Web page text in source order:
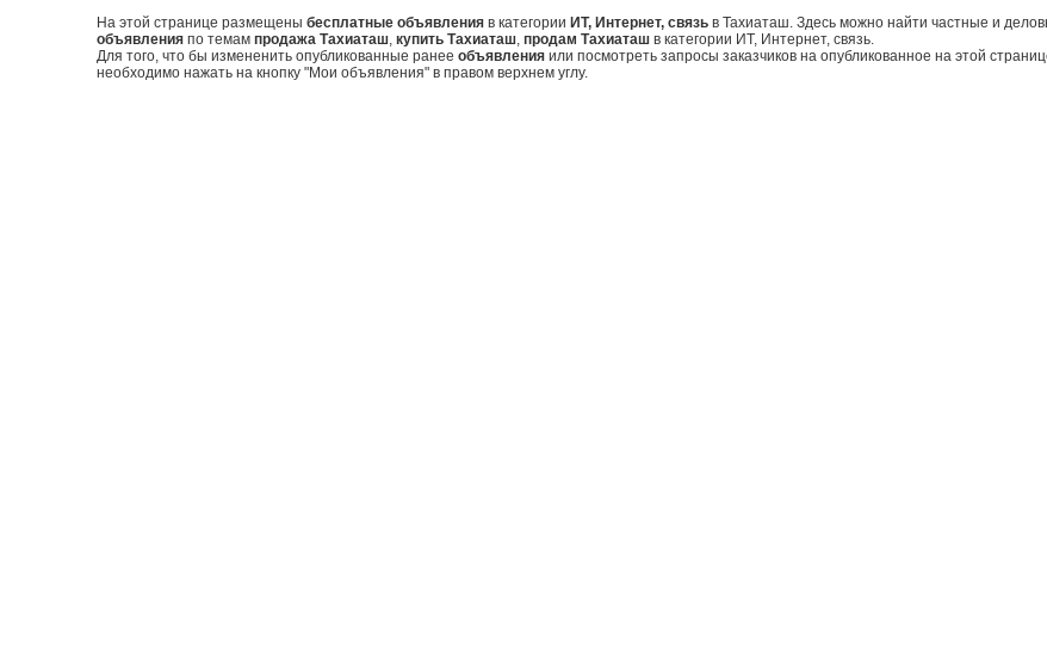
На этой странице размещены бесплатные объявленияв категории ИТ, Интернет, связьв Тахиаташ. Здесь можно найти частные и
объявленияпо темам продажа Тахиаташ, купить Тахиаташ, продам Тахиаташв категории ИТ, Интернет, связь.
Для того, что бы измененить опубликованные ранее объявленияили посмотреть запросы заказчиков на опубликованное на этой
необходимо нажать на кнопку "Мои объявления" в правом верхнем углу.